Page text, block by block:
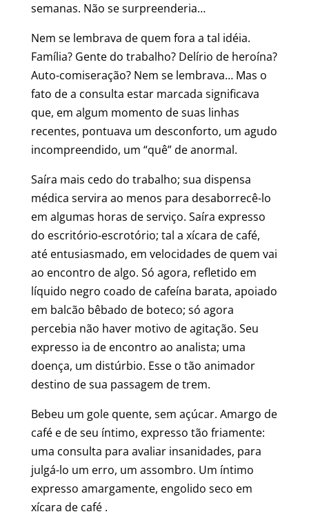
semanas. Não se surpreenderia…
Nem se lembrava de quem fora a tal idéia.
Família? Gente do trabalho? Delírio de heroína?
Auto-comiseração? Nem se lembrava… Mas o
fato de a consulta estar marcada significava
que, em algum momento de suas linhas
recentes, pontuava um desconforto, um agudo
incompreendido, um “quê” de anormal.
Saíra mais cedo do trabalho; sua dispensa
médica servira ao menos para desaborrecê-lo
em algumas horas de serviço. Saíra expresso
do escritório-escrotório; tal a xícara de café,
até entusiasmado, em velocidades de quem vai
ao encontro de algo. Só agora, refletido em
líquido negro coado de cafeína barata, apoiado
em balcão bêbado de boteco; só agora
percebia não haver motivo de agitação. Seu
expresso ia de encontro ao analista; uma
doença, um distúrbio. Esse o tão animador
destino de sua passagem de trem.
Bebeu um gole quente, sem açúcar. Amargo de
café e de seu íntimo, expresso tão friamente:
uma consulta para avaliar insanidades, para
julgá-lo um erro, um assombro. Um íntimo
expresso amargamente, engolido seco em
xícara de café .